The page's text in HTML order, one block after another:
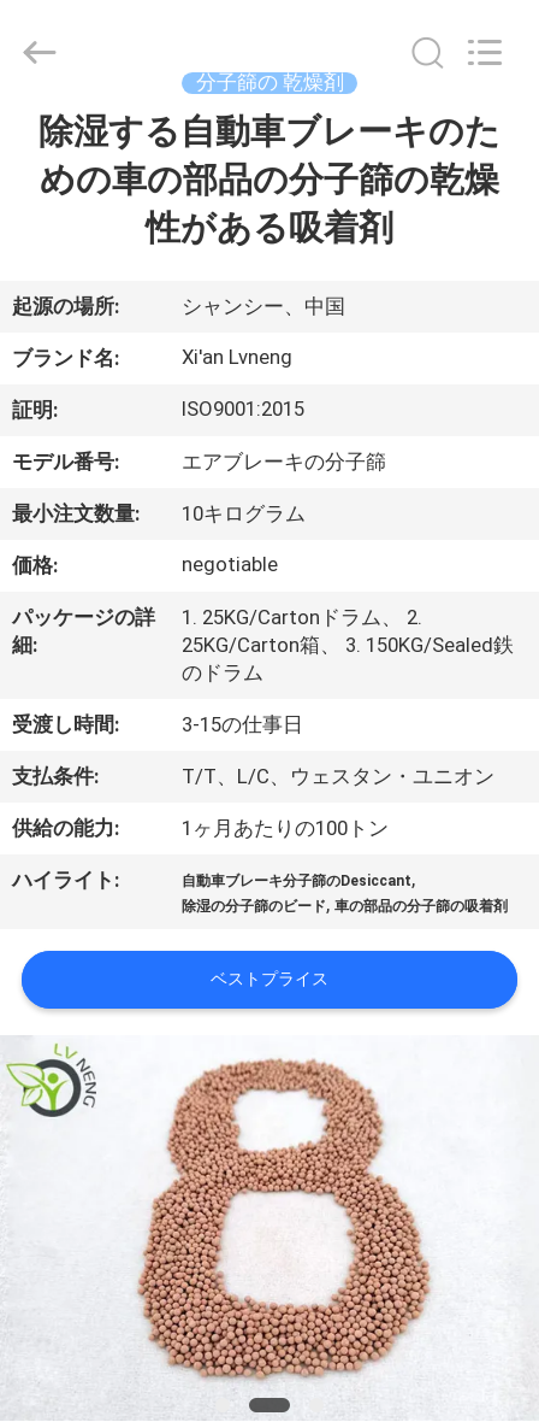
製
品
動
画
VR
シ
ョ
ー
私
た
ち
つ
い
て
工
場
見
学
2018
Purification
Co.,Ltd..
分子篩の 乾燥剤
除湿する自動車ブレーキのた
めの車の部品の分子篩の乾燥
性がある吸着剤
起源の場所: シャンシー、中国
ブランド名: Xi'an Lvneng
証明: ISO9001:2015
モデル番号: エアブレーキの分子篩
最小注文数量: 10キログラム
価格: negotiable
パッケージの詳
細:
1. 25KG/Cartonドラム、 2.
25KG/Carton箱、 3. 150KG/Sealed鉄
のドラム
受渡し時間: 3-15の仕事日
支払条件: T/T、L/C、ウェスタン・ユニオン
供給の能力: 1ヶ月あたりの100トン
ハイライト: 自動車ブレーキ分子篩のDesiccant,
除湿の分子篩のビード,車の部品の分子篩の吸着剤
ベストプライス